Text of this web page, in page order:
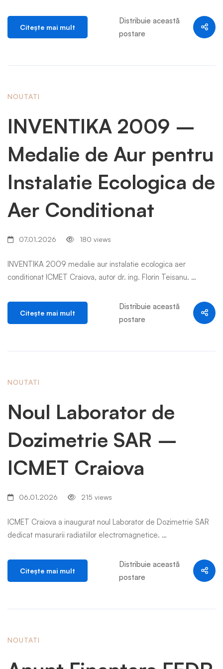
Citeşte mai mult
Distribuie această
postare
NOUTATI
INVENTIKA 2009 –
Medalie de Aur pentru
Instalatie Ecologica de
Aer Conditionat
07.01.2026 180 views
INVENTIKA 2009 medalie aur instalatie ecologica aer
conditionat ICMET Craiova, autor dr. ing. Florin Teisanu. …
Citeşte mai mult
Distribuie această
postare
NOUTATI
Noul Laborator de
Dozimetrie SAR –
ICMET Craiova
06.01.2026 215 views
ICMET Craiova a inaugurat noul Laborator de Dozimetrie SAR
dedicat masurarii radiatiilor electromagnetice. …
Citeşte mai mult
Distribuie această
postare
NOUTATI